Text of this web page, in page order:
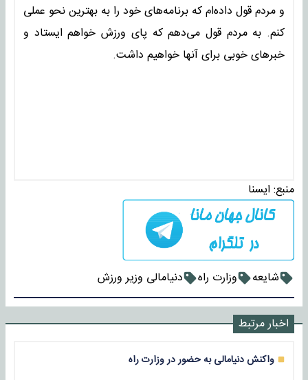
و مردم قول داده‌ام که برنامه‌های خود را به بهترین نحو عملی
کنم. به مردم قول می‌دهم که پای ورزش خواهم ایستاد و
خبرهای خوبی برای آنها خواهیم داشت.
منبع: ايسنا
شایعه وزارت راه دنیامالی وزیر ورزش
اخبار مرتبط
واکنش دنیامالی به حضور در وزارت راه